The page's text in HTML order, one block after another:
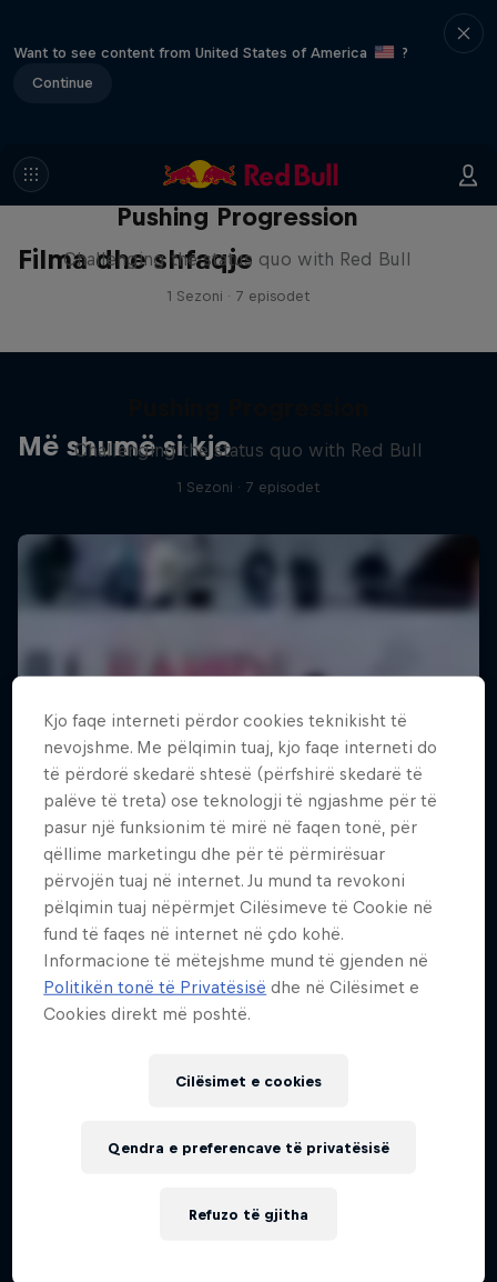
Want to see content from United States of America
?
Continue
Filma dhe shfaqje
Pushing Progression
Challenging the status quo with Red Bull
1 Sezoni · 7 episodet
Më shumë si kjo
Challenging the status quo with Red Bull
1 Sezoni · 7 episodet
Kjo faqe interneti përdor cookies teknikisht të
nevojshme. Me pëlqimin tuaj, kjo faqe interneti do
të përdorë skedarë shtesë (përfshirë skedarë të
palëve të treta) ose teknologji të ngjashme për të
pasur një funksionim të mirë në faqen tonë, për
qëllime marketingu dhe për të përmirësuar
përvojën tuaj në internet. Ju mund ta revokoni
pëlqimin tuaj nëpërmjet Cilësimeve të Cookie në
fund të faqes në internet në çdo kohë.
Informacione të mëtejshme mund të gjenden në
Politikën tonë të Privatësisë dhe në Cilësimet e
Cookies direkt më poshtë.
Cilësimet e cookies
Refuzo të gjitha
Qendra e preferencave të privatësisë